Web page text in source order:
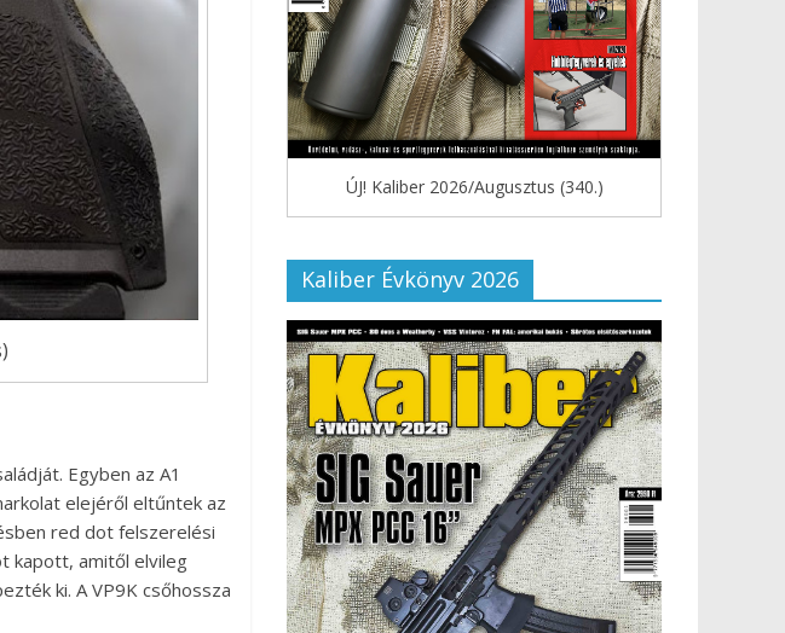
Egyben az A1
elejéről eltűntek az
red dot felszerelési
kapott, amitől elvileg
ki. A VP9K csőhossza
ÚJ! Kaliber 2026/Augusztus (340.)
Kaliber Évkönyv 2026